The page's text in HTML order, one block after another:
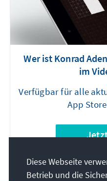
Wer ist Konrad
im
Verfügbar für alle
App
Diese Webseite
Betrieb und die